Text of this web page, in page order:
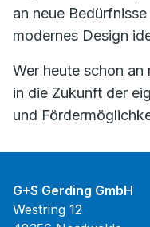
an neue
modernes Design
Wer heute schon
in die Zukunft der
und
G+S Gerding GmbH
Westring 12